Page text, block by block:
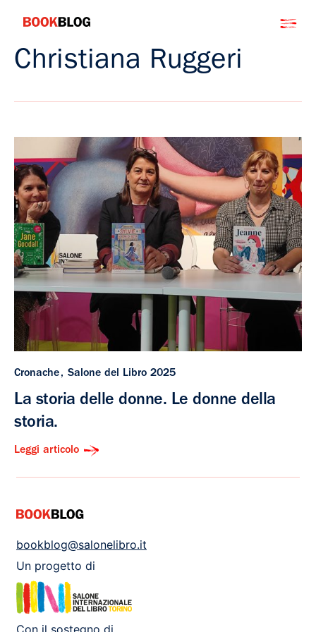
contenuto
Bookblog
Christiana Ruggeri
Cronache Salone del Libro 2025
La storia delle donne. Le donne della
storia.
Leggi articolo
bookblog@salonelibro.it
Un progetto di